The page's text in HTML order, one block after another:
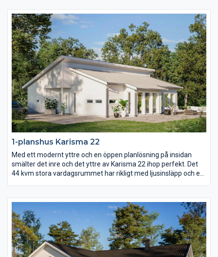
ungdomssovrummen har dessutom ett eget gemensamt
badrum samt allrum.
1-planshus Karisma 22
Med ett modernt yttre och en öppen planlösning på insidan
smälter det inre och det yttre av Karisma 22 ihop perfekt. Det
44 kvm stora vardagsrummet har rikligt med ljusinsläpp och ett
långsidan är Karisma 22 ritat för er med vacker utsikt över skog
och mark, vattendrag eller varför inte en fantastiskt mysig
trädgård?